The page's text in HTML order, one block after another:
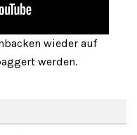
wieder auf
werden.